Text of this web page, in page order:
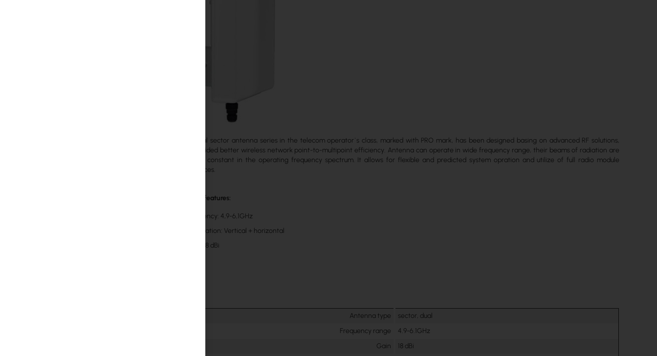
Professional sector antenna series in the telecom operator`s class, marked with PRO mark, has been designed basing on advanced RF solutions,
which provided better wireless network point-to-multipoint efficiency. Antenna can operate in wide frequency range, their beams of radiation are
stable and constant in the operating frequency spectrum. It allows for flexible and predicted system opration and utilize of full radio module
performances.
Important features:
Frequency: 4,9-6,1GHz
Polarization: Vertical + horizontal
Gain: 18 dBi
Antenna type
sector, dual
Frequency range
4.9-6.1GHz
Gain
18 dBi